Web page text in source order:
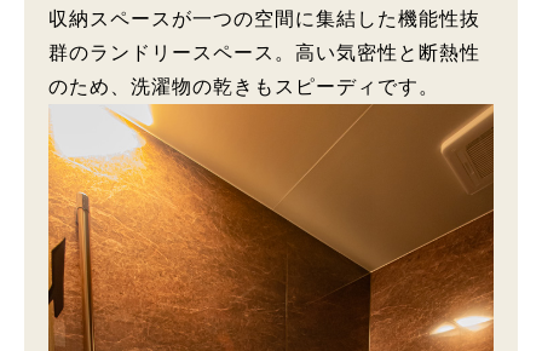
収納スペースが一つの空間に集結した機能性抜
群のランドリースペース。高い気密性と断熱性
のため、洗濯物の乾きもスピーディです。